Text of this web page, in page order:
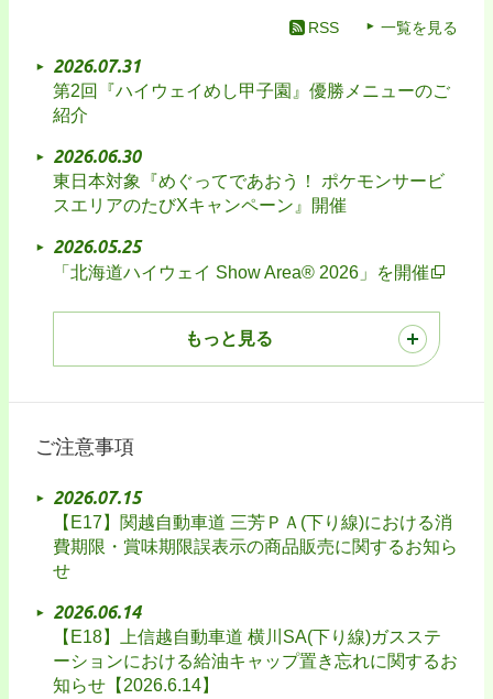
RSS 一覧を見る
2026.07.31
第2回『ハイウェイめし甲子園』優勝メニューのご
紹介
2026.06.30
東日本対象『めぐってであおう！ ポケモンサービ
スエリアのたびXキャンペーン』開催
2026.05.25
「北海道ハイウェイ Show Area® 2026」を開催
もっと見る
ご注意事項
2026.07.15
【E17】関越自動車道 三芳ＰＡ(下り線)における消
費期限・賞味期限誤表示の商品販売に関するお知ら
せ
2026.06.14
【E18】上信越自動車道 横川SA(下り線)ガスステ
ーションにおける給油キャップ置き忘れに関するお
知らせ【2026.6.14】